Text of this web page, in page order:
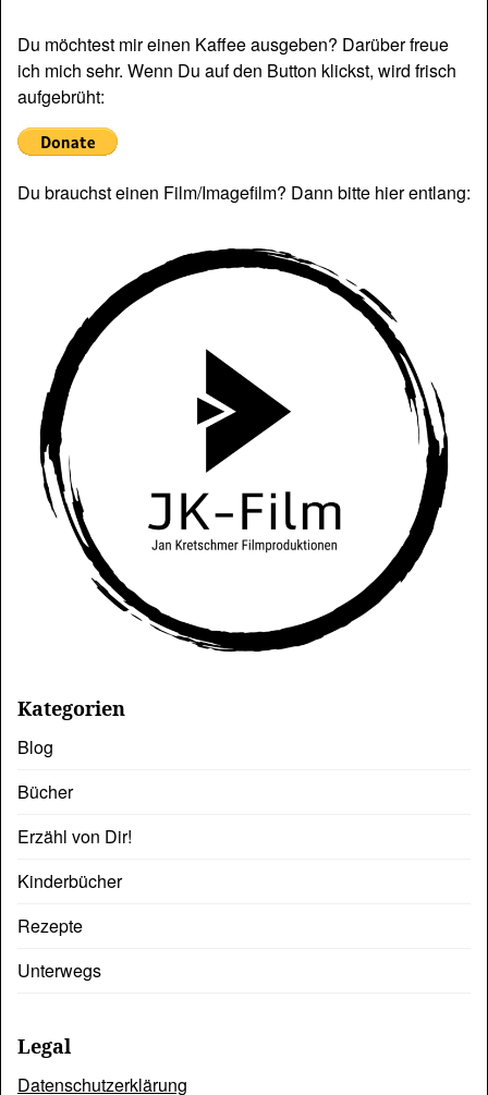
Du möchtest mir einen Kaffee ausgeben? Darüber freue
ich mich sehr. Wenn Du auf den Button klickst, wird frisch
aufgebrüht:
Du brauchst einen Film/Imagefilm? Dann bitte hier entlang:
Kategorien
Blog
Bücher
Erzähl von Dir!
Kinderbücher
Rezepte
Unterwegs
Legal
Datenschutzerklärung